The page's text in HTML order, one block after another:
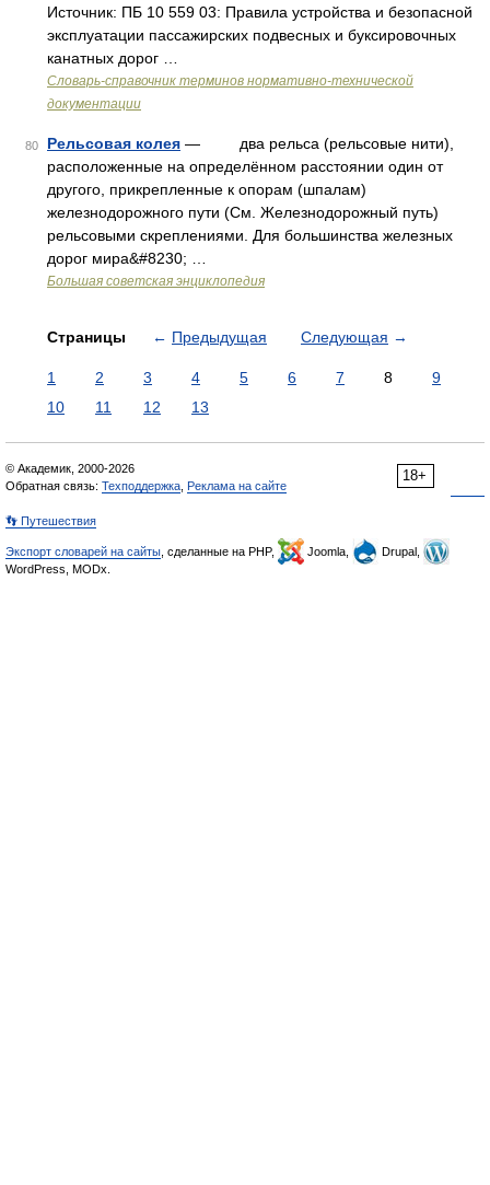
Источник: ПБ 10 559 03: Правила устройства и безопасной
эксплуатации пассажирских подвесных и буксировочных
канатных дорог …
Словарь-справочник терминов нормативно-технической
документации
80 Рельсовая колея — два рельса (рельсовые нити),
расположенные на определённом расстоянии один от
другого, прикрепленные к опорам (шпалам)
железнодорожного пути (См. Железнодорожный путь)
рельсовыми скреплениями. Для большинства железных
дорог мира&#8230; …
Большая советская энциклопедия
Страницы ← Предыдущая Следующая →
1 2 3 4 5 6 7 8
9
10
11 12 13
18+
© Академик, 2000-2026
Обратная связь: Техподдержка Реклама на сайте
👣 Путешествия
Экспорт словарей на сайты , сделанные на PHP, Joomla,
Drupal,
WordPress, MODx.